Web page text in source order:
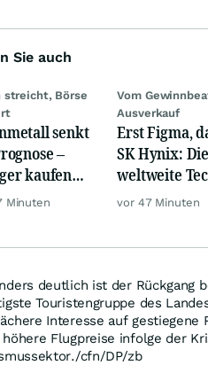
Sie auch
streicht, Börse
senkt
–
kaufen
weg
Minuten
Vom
Ausverkauf
Erst Figma,
SK Hynix:
weltweite
Crash
vor 47 Minuten
deutlich ist der Rückgang
Touristengruppe des
Interesse auf gestiegene
höhere Flugpreise infolge der
cfn/DP/zb